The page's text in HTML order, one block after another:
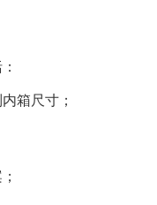
箱尺寸；